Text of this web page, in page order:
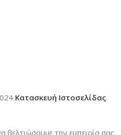
Κατασκευή Ιστοσελίδας.
βελτιώσουμε την εμπειρία σας